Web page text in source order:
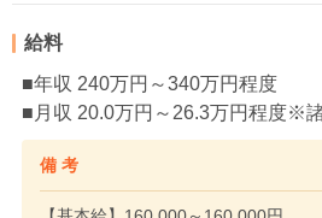
給料
■年収 240万円～340万円程度
■月収 20.0万円～26.3万円程度※
備 考